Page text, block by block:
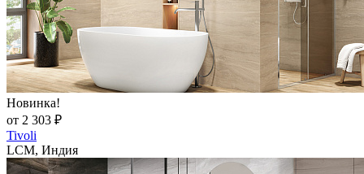
Новинка!
от 2 303 ₽
Tivoli
LCM, Индия